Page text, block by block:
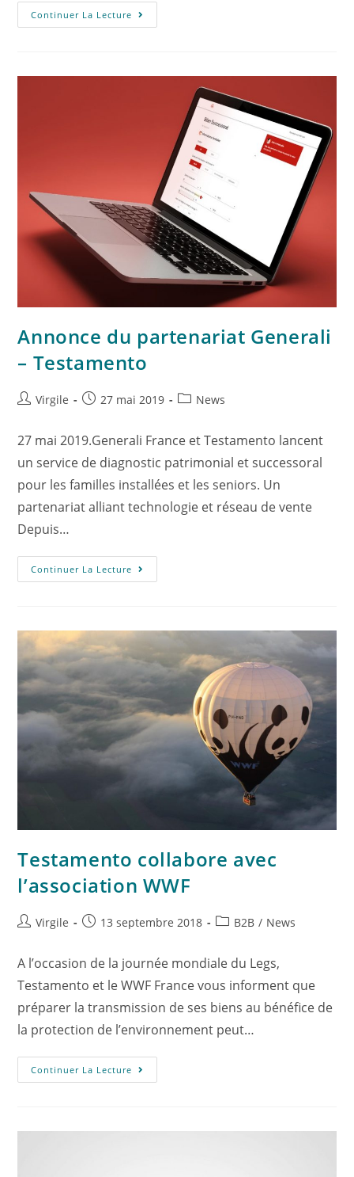
Continuer La Lecture
Annonce du partenariat Generali
– Testamento
Virgile 27 mai 2019 News
27 mai 2019.Generali France et Testamento lancent
un service de diagnostic patrimonial et successoral
pour les familles installées et les seniors. Un
partenariat alliant technologie et réseau de vente
Depuis…
Continuer La Lecture
Testamento collabore avec
l’association WWF
Virgile 13 septembre 2018 B2B / News
A l’occasion de la journée mondiale du Legs,
Testamento et le WWF France vous informent que
préparer la transmission de ses biens au bénéfice de
la protection de l’environnement peut…
Continuer La Lecture